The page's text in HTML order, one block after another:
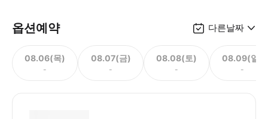
옵션예약 다른날짜
08.06(목)
-
08.07(금)
-
08.08(토)
-
08.09(일)
-